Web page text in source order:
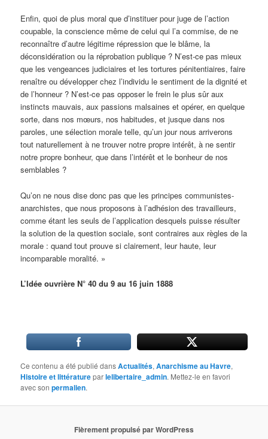
Enfin, quoi de plus moral que d’instituer pour juge de l’action
coupable, la conscience même de celui qui l’a commise, de ne
reconnaître d’autre légitime répression que le blâme, la
déconsidération ou la réprobation publique ? N’est-ce pas mieux
que les vengeances judiciaires et les tortures pénitentiaires, faire
renaître ou développer chez l’individu le sentiment de la dignité et
de l’honneur ? N’est-ce pas opposer le frein le plus sûr aux
instincts mauvais, aux passions malsaines et opérer, en quelque
sorte, dans nos mœurs, nos habitudes, et jusque dans nos
paroles, une sélection morale telle, qu’un jour nous arriverons
tout naturellement à ne trouver notre propre intérêt, à ne sentir
notre propre bonheur, que dans l’intérêt et le bonheur de nos
semblables ?
Qu’on ne nous dise donc pas que les principes communistes-
anarchistes, que nous proposons à l’adhésion des travailleurs,
comme étant les seuls de l’application desquels puisse résulter
la solution de la question sociale, sont contraires aux règles de la
morale : quand tout prouve si clairement, leur haute, leur
incomparable moralité. »
L’Idée ouvrière N° 40 du 9 au 16 juin 1888
Ce contenu a été publié dansActualités,Anarchisme au Havre,
Histoire et littératureparlelibertaire_admin. Mettez-le en favori
avec sonpermalien.
Fièrement propulsé par WordPress